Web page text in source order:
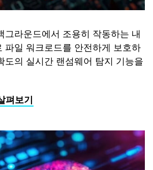
그라운드에서 조용히 작동하는 내
파일 워크로드를 안전하게 보호하
도의 실시간 랜섬웨어 탐지 기능을
펴보기